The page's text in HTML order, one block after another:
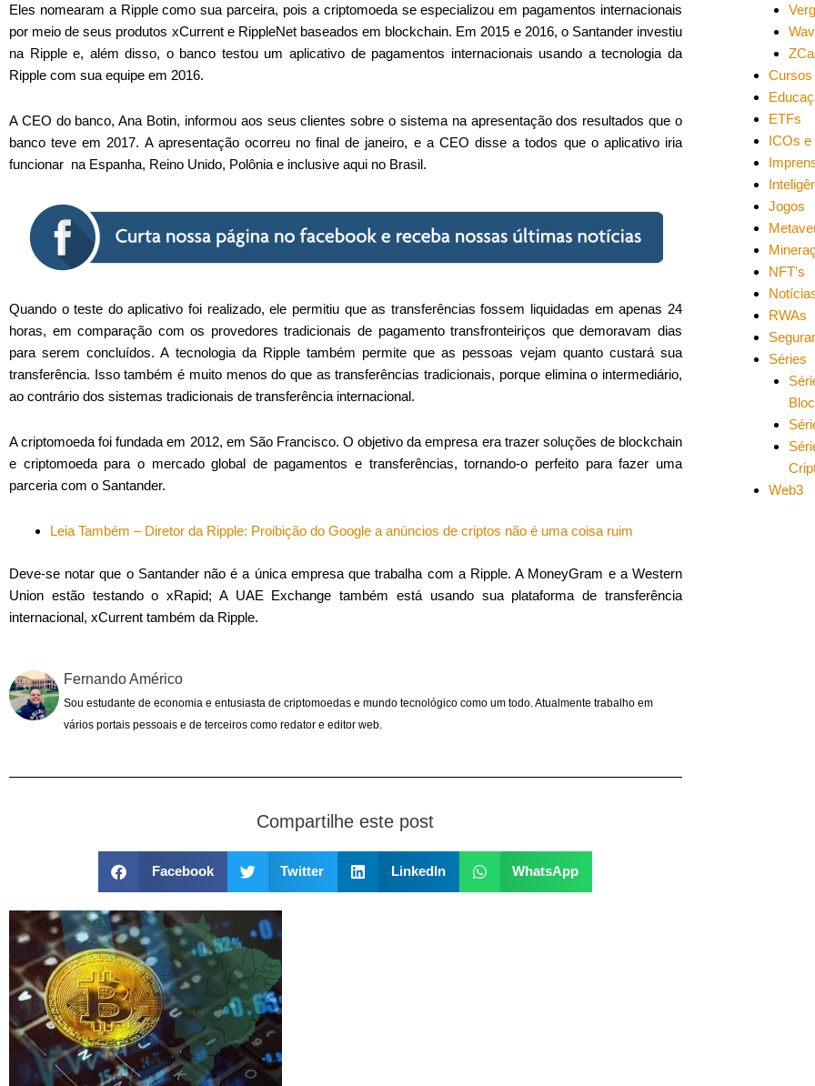
Eles nomearam a Ripple como sua parceira, pois a criptomoeda se especializou em pagamentos internacionais
por meio de seus produtos xCurrent e RippleNet baseados em blockchain. Em 2015 e 2016, o Santander investiu
na Ripple e, além disso, o banco testou um aplicativo de pagamentos internacionais usando a tecnologia da
Ripple com sua equipe em 2016.
A CEO do banco, Ana Botin, informou aos seus clientes sobre o sistema na apresentação dos resultados que o
banco teve em 2017. A apresentação ocorreu no final de janeiro, e a CEO disse a todos que o aplicativo iria
funcionar na Espanha, Reino Unido, Polônia e inclusive aqui no Brasil.
Quando o teste do aplicativo foi realizado, ele permitiu que as transferências fossem liquidadas em apenas 24
horas, em comparação com os provedores tradicionais de pagamento transfronteiriços que demoravam dias
para serem concluídos. A tecnologia da Ripple também permite que as pessoas vejam quanto custará sua
transferência. Isso também é muito menos do que as transferências tradicionais, porque elimina o intermediário,
ao contrário dos sistemas tradicionais de transferência internacional.
A criptomoeda foi fundada em 2012, em São Francisco. O objetivo da empresa era trazer soluções de blockchain
e criptomoeda para o mercado global de pagamentos e transferências, tornando-o perfeito para fazer uma
parceria com o Santander.
Leia Também – Diretor da Ripple: Proibição do Google a anúncios de criptos não é uma coisa ruim
Deve-se notar que o Santander não é a única empresa que trabalha com a Ripple. A MoneyGram e a Western
Union estão testando o xRapid; A UAE Exchange também está usando sua plataforma de transferência
internacional, xCurrent também da Ripple.
Fernando Américo
Sou estudante de economia e entusiasta de criptomoedas e mundo tecnológico como um todo. Atualmente trabalho em
vários portais pessoais e de terceiros como redator e editor web.
Compartilhe este post
Facebook Twitter LinkedIn WhatsApp
Cursos
ETFs
ICOs e
Jogos
NFT's
RWAs
Séries
Web3